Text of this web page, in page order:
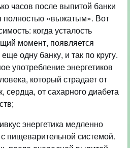
часов после выпитой банки
полностью «выжатым». Вот
когда усталость
момент, появляется
одну банку, и так по кругу.
употребление энергетиков
который страдает от
сердца, от сахарного диабета
энергетика медленно
пищеварительной системой.